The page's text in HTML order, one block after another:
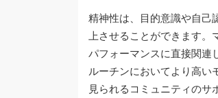
精神性は、目的意識や自己
上させることができます。
パフォーマンスに直接関連
ルーチンにおいてより高い
見られるコミュニティの